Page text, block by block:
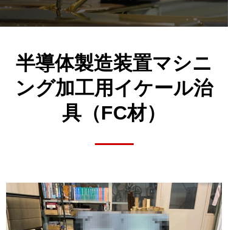
半導体製造装置マシニ
ング加工用イケール治
具（FC材）